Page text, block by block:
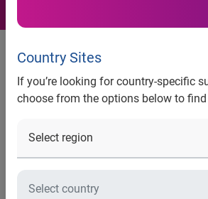
Country Sites
If you’re looking for country-specific
choose from the options below to
Communiqué de Presse
Gamm vert optimise et développe
franchise grâce aux solutions et
Paris, le 20 Mars 2014– Experian
connaissance client, du géomarketing